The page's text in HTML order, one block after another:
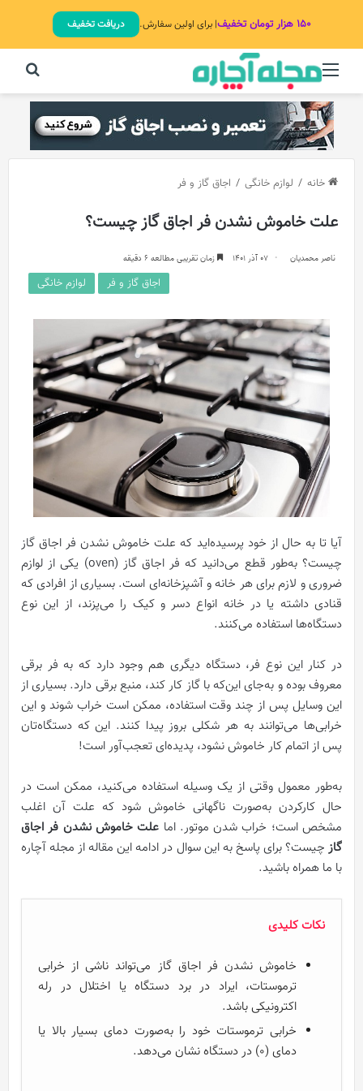
۱۵۰ هزار تومان تخفیف | برای اولین سفارش. دریافت تخفیف
منو
خانه / لوازم خانگی / اجاق گاز و فر
علت خاموش نشدن فر اجاق گاز چیست؟
ناصر محمدیان 07 آذر 1401 زمان تقریبی مطالعه 6 دقیقه
اجاق گاز و فر لوازم خانگی
آیا تا به حال از خود پرسیده‌اید که علت خاموش نشدن فر اجاق گاز
چیست؟ به‌طور قطع می‌دانید که فر اجاق گاز (oven) یکی از لوازم
ضروری و لازم برای هر خانه و آشپزخانه‌ای است. بسیاری از افرادی که
قنادی داشته یا در خانه انواع دسر و کیک را می‌پزند، از این نوع
دستگاه‌ها استفاده می‌کنند.
در کنار این نوع فر، دستگاه دیگری هم وجود دارد که به فر برقی
معروف بوده و به‌جای این‌که با گاز کار کند، منبع برقی دارد. بسیاری از
این وسایل پس از چند وقت استفاده، ممکن است خراب شوند و این
خرابی‌ها می‌توانند به هر شکلی بروز پیدا کنند. این که دستگاه‌تان
پس از اتمام کار خاموش نشود، پدیده‌ای تعجب‌آور است!
به‌طور معمول وقتی از یک وسیله استفاده می‌کنید، ممکن است در
حال کار‌کردن به‌صورت ناگهانی خاموش شود که علت آن اغلب
مشخص است؛ خراب‌ شدن موتور. اما علت خاموش نشدن فر اجاق
گاز چیست؟ برای پاسخ به این سوال در ادامه این مقاله از مجله آچاره
با ما همراه باشید.
نکات کلیدی
خاموش نشدن فر اجاق گاز می‌تواند ناشی از خرابی
ترموستات، ایراد در برد دستگاه یا اختلال در رله
اکترونیکی باشد.
خرابی ترموستات خود را به‌صورت دمای بسیار بالا یا
دمای (0) در دستگاه نشان می‌دهد.